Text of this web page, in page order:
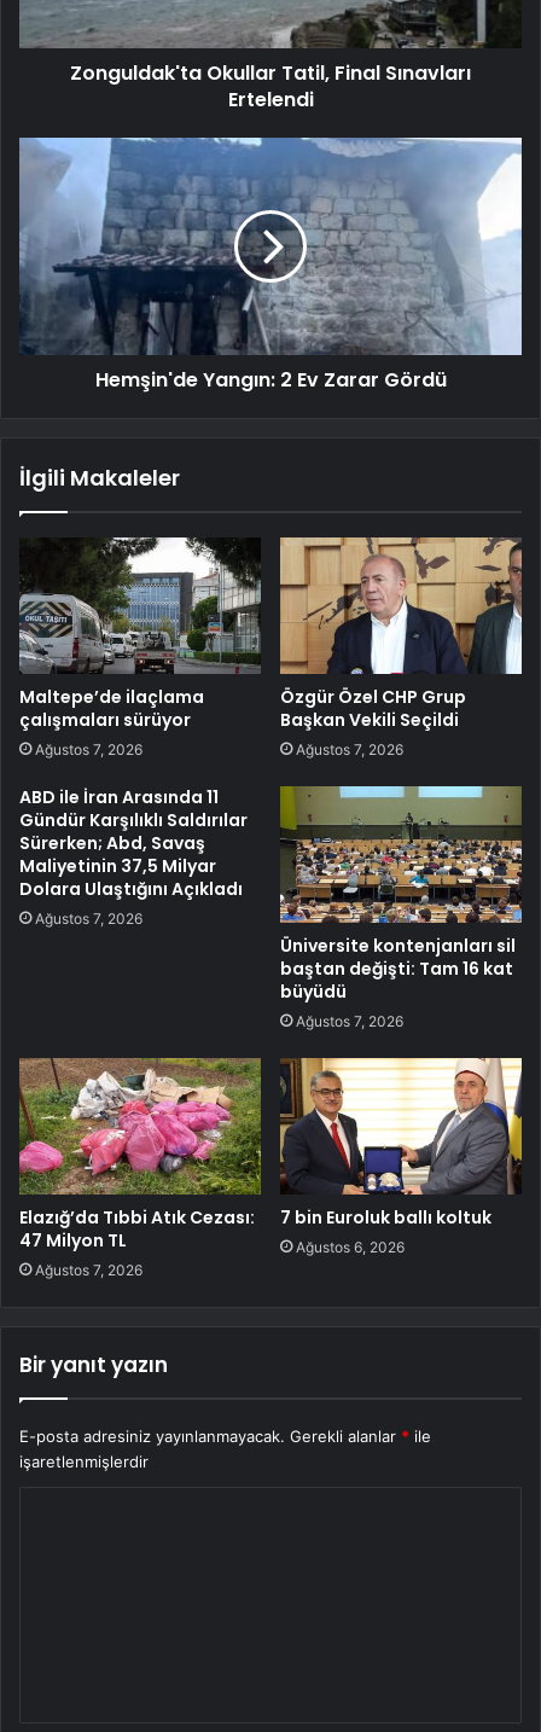
Zonguldak'ta Okullar Tatil, Final Sınavları
Ertelendi
Hemşin'de Yangın: 2 Ev Zarar Gördü
İlgili Makaleler
Maltepe’de ilaçlama
çalışmaları sürüyor
Ağustos 7, 2026
Özgür Özel CHP Grup
Başkan Vekili Seçildi
Ağustos 7, 2026
ABD ile İran Arasında 11
Gündür Karşılıklı Saldırılar
Sürerken; Abd, Savaş
Maliyetinin 37,5 Milyar
Dolara Ulaştığını Açıkladı
Ağustos 7, 2026
Üniversite kontenjanları sil
baştan değişti: Tam 16 kat
büyüdü
Ağustos 7, 2026
Elazığ’da Tıbbi Atık Cezası:
47 Milyon TL
Ağustos 7, 2026
7 bin Euroluk ballı koltuk
Ağustos 6, 2026
Bir yanıt yazın
E-posta adresiniz yayınlanmayacak. Gerekli alanlar * ile
işaretlenmişlerdir